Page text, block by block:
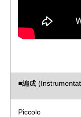
■編成
Piccolo